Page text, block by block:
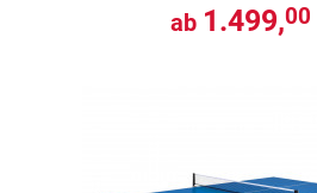
ab 1.499,00